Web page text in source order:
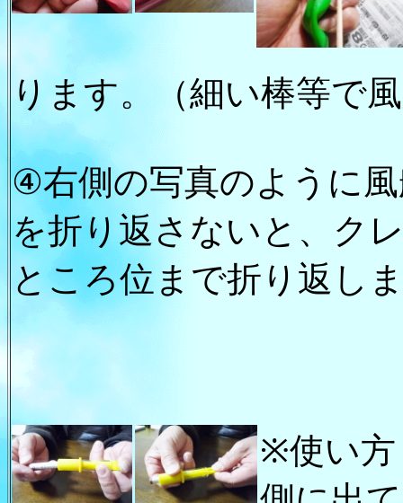
ります。（細い棒等で
④右側の写真のように
を折り返さないと、ク
ところ位まで折り返し
※使い方